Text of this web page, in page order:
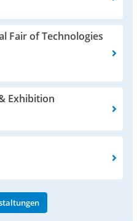
Fair of Technologies
Exhibition